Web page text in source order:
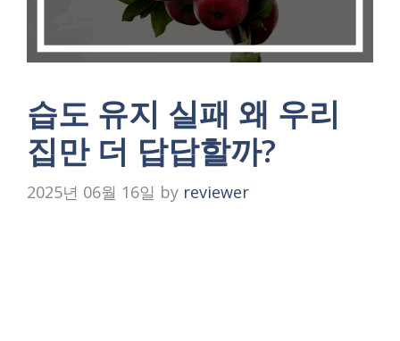
습도 유지 실패 왜 우리
집만 더 답답할까?
2025년 06월 16일 by reviewer